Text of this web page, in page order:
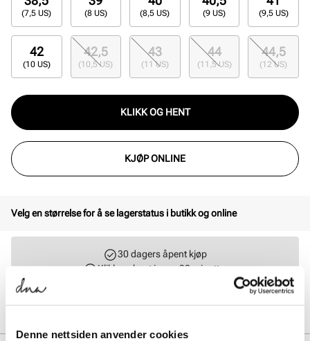
Denne nettsiden anvender cookies
(7,5 US) (8 US) (8,5 US) (9 US) (9,5 US)
42
(10 US)
42,5
(10,5 US)
43
(11 US)
44
(11,5 US)
44,5
(12 US)
KLIKK OG HENT
KJØP ONLINE
Velg en størrelse for å se lagerstatus i butikk og online
30 dagers åpent kjøp
Klikk og hent innen 30 minutter